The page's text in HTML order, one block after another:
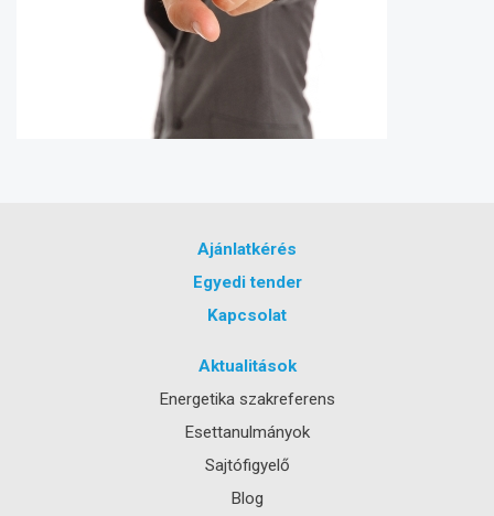
Ajánlatkérés
Egyedi tender
Kapcsolat
Aktualitások
Energetika szakreferens
Esettanulmányok
Sajtófigyelő
Blog